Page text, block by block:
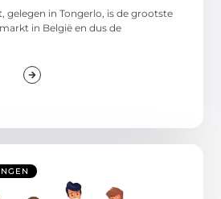
in Tongerlo, is de grootste
in België en dus de